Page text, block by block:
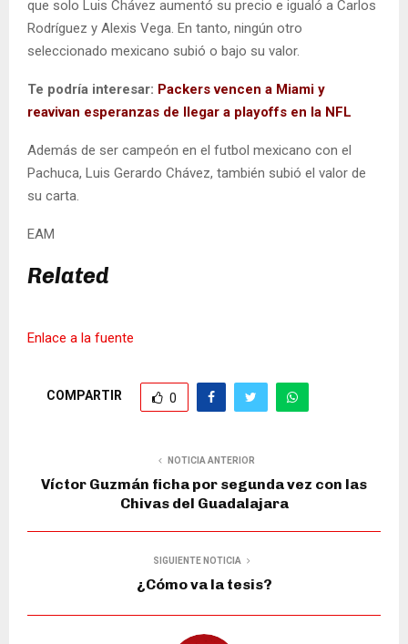
que solo Luis Chávez aumentó su precio e igualó a Carlos
Rodríguez y Alexis Vega. En tanto, ningún otro
seleccionado mexicano subió o bajo su valor.
Te podría interesar: Packers vencen a Miami y
reavivan esperanzas de llegar a playoffs en la NFL
Además de ser campeón en el futbol mexicano con el
Pachuca, Luis Gerardo Chávez, también subió el valor de
su carta.
EAM
Related
Enlace a la fuente
COMPARTIR 0
NOTICIA ANTERIOR
Víctor Guzmán ficha por segunda vez con las
Chivas del Guadalajara
SIGUIENTE NOTICIA
¿Cómo va la tesis?